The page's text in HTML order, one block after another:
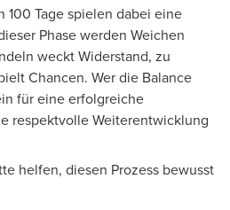
100 Tage spielen dabei eine
Phase werden Weichen
weckt Widerstand, zu
Chancen. Wer die Balance
für eine erfolgreiche
respektvolle Weiterentwicklung
helfen, diesen Prozess bewusst
- Partner